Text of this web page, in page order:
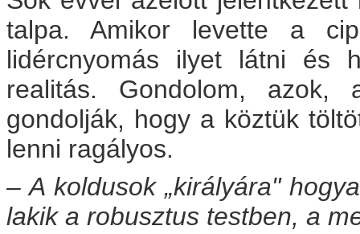
talpa. Amikor levette a
lidércnyomás ilyet látni és
realitás. Gondolom, azok,
gondolják, hogy a köztük
lenni ragályos.
– A koldusok „királyára"
lakik a robusztus testben, a